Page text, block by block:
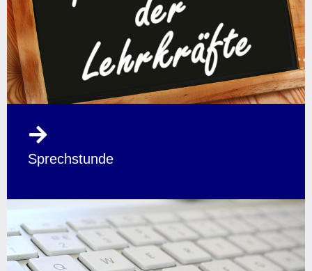
Sprechstunde